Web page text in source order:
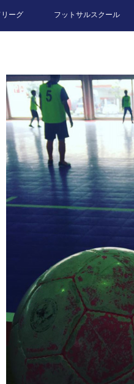
リーグ フットサルスクール